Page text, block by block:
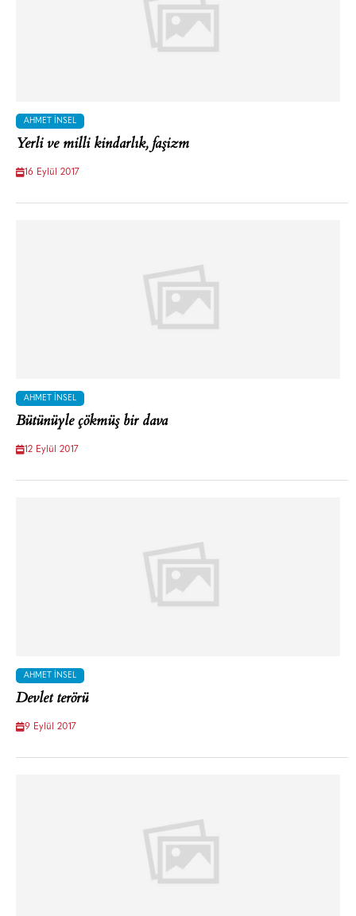
AHMET İNSEL
Yerli ve milli kindarlık, faşizm
16 Eylül 2017
AHMET İNSEL
Bütünüyle çökmüş bir dava
12 Eylül 2017
AHMET İNSEL
Devlet terörü
9 Eylül 2017